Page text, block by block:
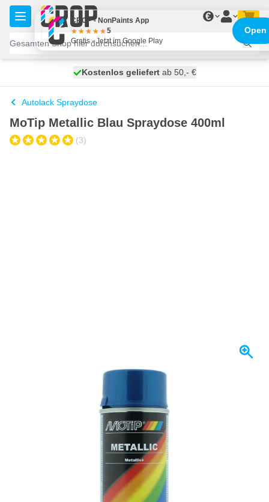
Zum Inhalt springen
€
heute versendet
Kostenlos geliefertab 50,- €
100 Tage
Autolack Spraydose
MoTip Metallic Blau Spraydose 400ml
(3)
MoTip Metallic Blau Spraydose 400ml
inkl. MwSt
In den Warenkorb
CROP - NonPaints App
5
Gratis - Jetzt im Google Play
Open